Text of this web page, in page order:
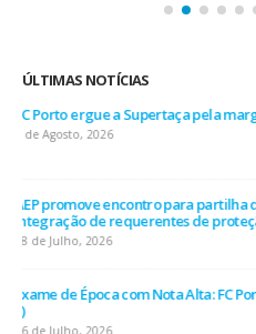
ÚLTIMAS NOTÍCIAS
AEP desafia empresas na
do tecido empresarial em
O Fator Humano na Era
Força do QSP Summit
7 de Julho, 2026
Leça FC vence